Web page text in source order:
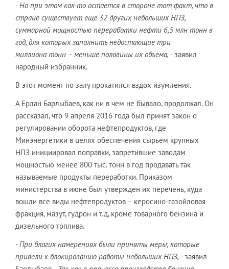
- Но при этом как-то остается в стороне тот факт, что в
стране существует еще 32 других небольших НПЗ,
суммарной мощностью переработки нефти 6,5 млн тонн в
год, для которых заполнить недостающие три
миллиона тонн – меньше половины их объема, - заявил
народный избранник.
В этот момент по залу прокатился вздох изумления.
А Ерлан Барлыбаев, как ни в чем не бывало, продолжал. Он
рассказал, что 9 апреля 2016 года был принят закон о
регулировании оборота нефтепродуктов, где
Минэнергетики в целях обеспечения сырьем крупных
НПЗ инициировал поправки, запретившие заводам
мощностью менее 800 тыс. тонн в год продавать так
называемые продукты переработки. Приказом
министерства в июне был утвержден их перечень, куда
вошли все виды нефтепродуктов – керосино-газойловая
фракция, мазут, гудрон и т.д, кроме товарного бензина и
дизельного топлива.
- При благих намерениях были приняты меры, которые
привели к блокированию работы небольших НПЗ, - заявил